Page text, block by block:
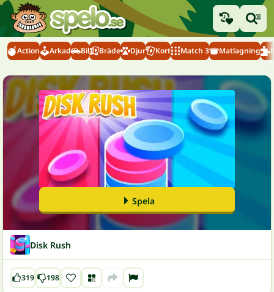
Action Arkad Bil Bräde Djur Kort Match 3 Matlagning
Spela
Disk Rush
319 198